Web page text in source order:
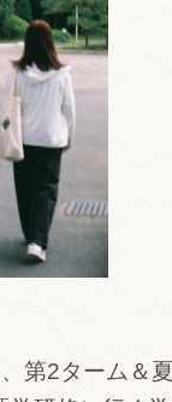
第2ターム＆